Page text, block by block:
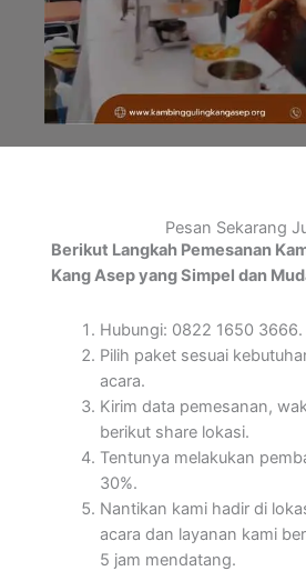
Pesan Sekarang
Berikut Langkah Pemesanan
Kang Asep yang Simpel dan
Hubungi: 0822 1650 3666.
Pilih paket sesuai
acara.
Kirim data pemesanan,
berikut share lokasi.
Tentunya melakukan
30%.
Nantikan kami hadir di
acara dan layanan kami
5 jam mendatang.